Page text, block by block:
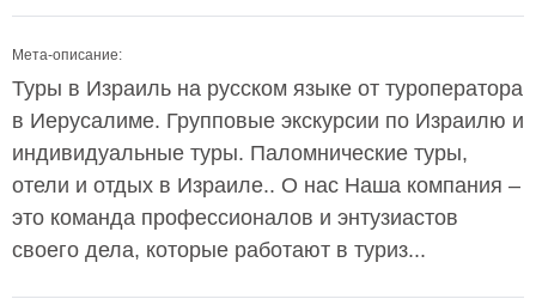
Мета-описание:
Туры в Израиль на русском языке от туроператора
в Иерусалиме. Групповые экскурсии по Израилю и
индивидуальные туры. Паломнические туры,
отели и отдых в Израиле.. О нас Наша компания –
это команда профессионалов и энтузиастов
своего дела, которые работают в туриз...